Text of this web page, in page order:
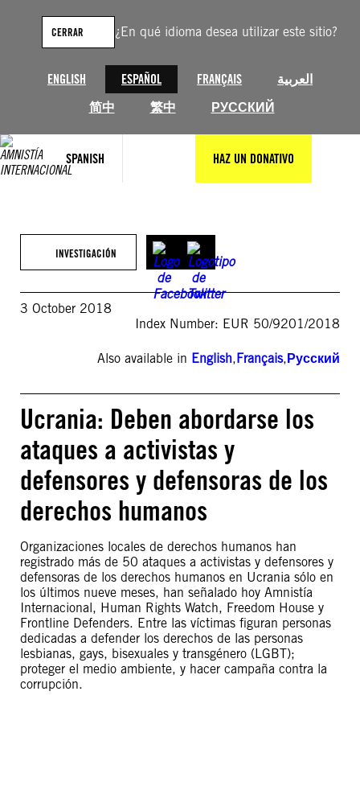
¿En qué idioma desea utilizar este sitio?
ENGLISH ESPAÑOL FRANÇAIS
العربية
简中
繁中 РУССКИЙ
CERRAR
SPANISH HAZ UN DONATIVO
contenido
INVESTIGACIÓN
3 October 2018
Index Number: EUR 50/9201/2018
Also available in English,Français,Русский
Ucrania: Deben abordarse los
ataques a activistas y
defensores y defensoras de los
derechos humanos
Organizaciones locales de derechos humanos han
registrado más de 50 ataques a activistas y defensores y
defensoras de los derechos humanos en Ucrania sólo en
los últimos nueve meses, han señalado hoy Amnistía
Internacional, Human Rights Watch, Freedom House y
Frontline Defenders. Entre las víctimas figuran personas
dedicadas a defender los derechos de las personas
lesbianas, gays, bisexuales y transgénero (LGBT);
proteger el medio ambiente, y hacer campaña contra la
corrupción.